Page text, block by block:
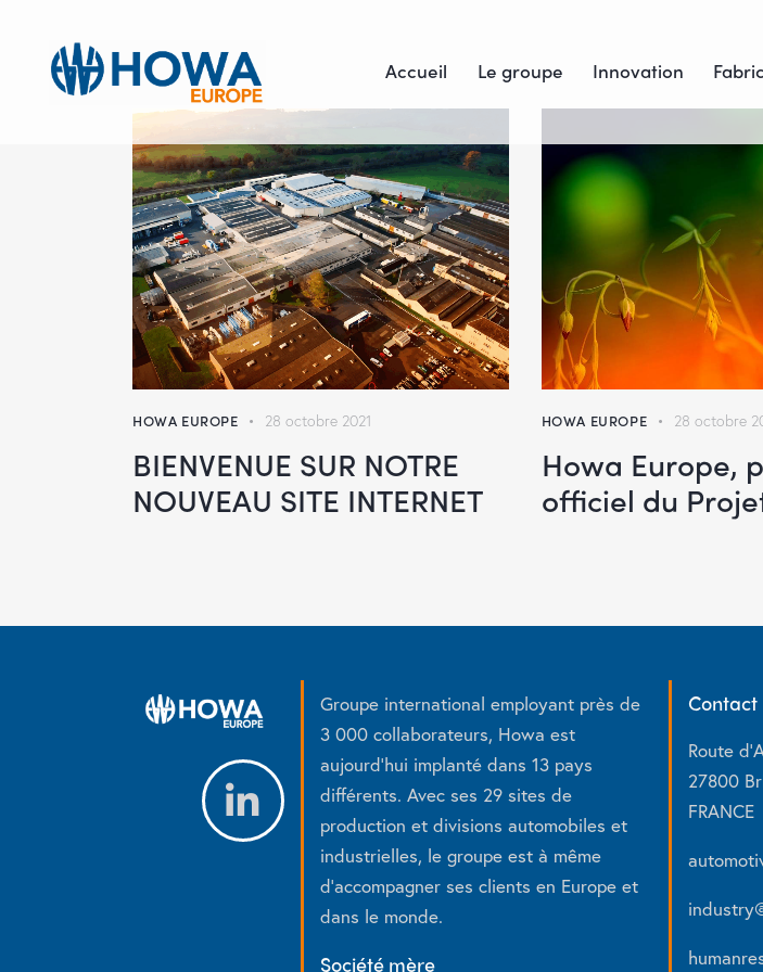
Accueil Le groupe Innovation
HOWA EUROPE 28 octobre 2021
BIENVENUE SUR NOTRE
NOUVEAU SITE INTERNET
HOWA EUROPE 28 octobre
Howa Europe,
officiel du
Groupe international employant près de
3 000 collaborateurs, Howa est
aujourd’hui implanté dans 13 pays
différents. Avec ses 29 sites de
production et divisions automobiles et
industrielles, le groupe est à même
d’accompagner ses clients en Europe et
dans le monde.
Société mère
Contact
Route
27800
FRANCE
industry